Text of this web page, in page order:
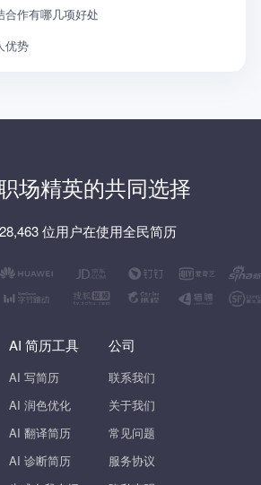
合作有哪几项好处
优势
场精英的共同选择
位用户在使用全民简历
AI 简历工具
AI 写简历
AI 润色优化
AI 翻译简历
AI 诊断简历
公司
联系我们
关于我们
常见问题
服务协议